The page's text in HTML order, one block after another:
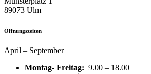
89073 Ulm
Öffnungszeiten
April – September
Montag- Freitag: 9.00 – 18.00